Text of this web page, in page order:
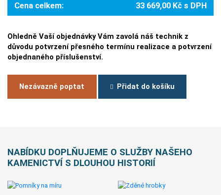
Cena celkem: 33 669,00 Kč s DPH
Ohledně Vaší objednávky Vám zavolá náš technik z
důvodu potvrzení přesného termínu realizace a potvrzení
objednaného příslušenství.
Nezávazně poptat Přidat do košíku
NABÍDKU DOPLŇUJEME O SLUŽBY NAŠEHO
KAMENICTVÍ S DLOUHOU HISTORIÍ